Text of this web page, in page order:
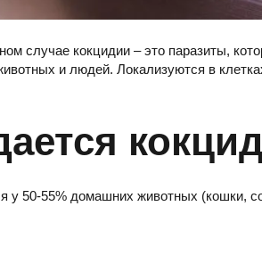
случае кокцидии – это паразиты,
и людей. Локализуются в
у 50-55% домашних животных (кошки,